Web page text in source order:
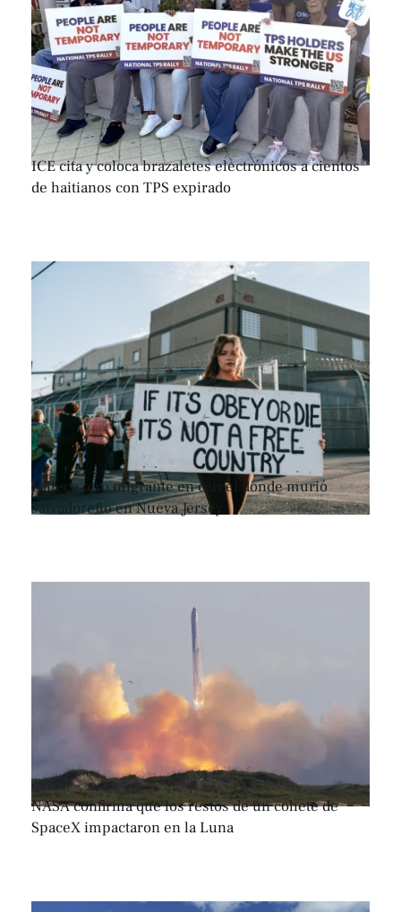
ICE cita y coloca brazaletes electrónicos a cientos
de haitianos con TPS expirado
Fallece otro migrante en cárcel donde murió
salvadoreño en Nueva Jersey
NASA confirma que los restos de un cohete de
SpaceX impactaron en la Luna